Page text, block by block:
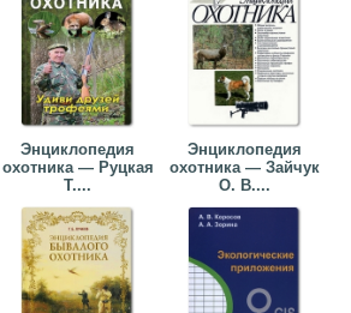
Энциклопедия
охотника — Руцкая
Т....
Энциклопедия
охотника — Зайчук
О. В....